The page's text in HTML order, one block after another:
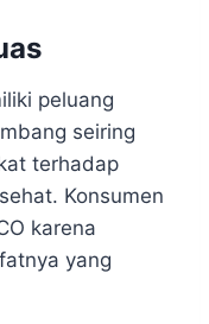
peluang
seiring
terhadap
Konsumen
karena
yang